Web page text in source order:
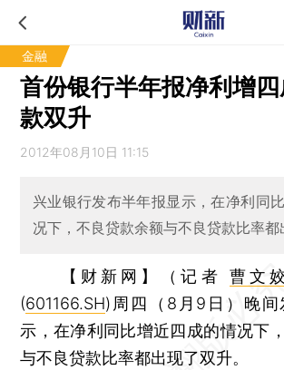
金融
首份银行半年报净利增
款双升
2012年08月10日 11:15
兴业银行发布半年报显示，在净利同
况下，不良贷款余额与不良贷款比率
【财新网】（记者 曹文
(601166.SH)周四（8月9日）晚间
示，在净利同比增近四成的情况下
与不良贷款比率都出现了双升。